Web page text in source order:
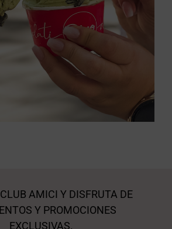
AMICI Y DISFRUTA DE
Y PROMOCIONES
EXCLUSIVAS.